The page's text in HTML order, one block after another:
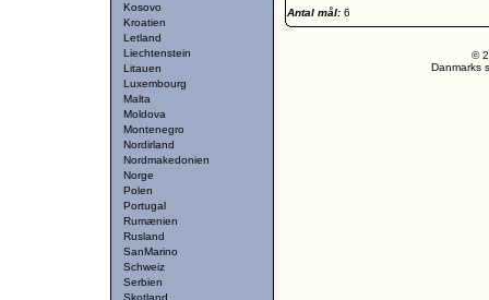
Kosovo
Kroatien
Letland
Liechtenstein
Litauen
Luxembourg
Malta
Moldova
Montenegro
Nordirland
Nordmakedonien
Norge
Polen
Portugal
Rumænien
Rusland
SanMarino
Schweiz
Serbien
Skotland
Antal mål: 6
©
Danmarks